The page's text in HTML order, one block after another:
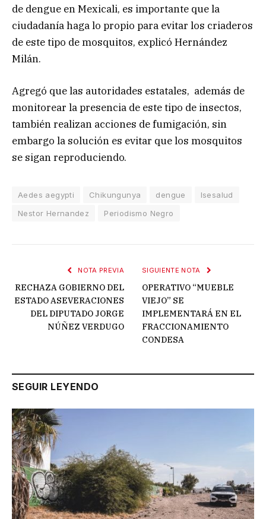
de dengue en Mexicali, es importante que la
ciudadanía haga lo propio para evitar los criaderos
de este tipo de mosquitos, explicó Hernández
Milán.
Agregó que las autoridades estatales, además de
monitorear la presencia de este tipo de insectos,
también realizan acciones de fumigación, sin
embargo la solución es evitar que los mosquitos
se sigan reproduciendo.
Aedes aegypti Chikungunya dengue
Isesalud
Nestor Hernandez
Periodismo Negro
NOTA PREVIA
RECHAZA GOBIERNO DEL
ESTADO ASEVERACIONES
DEL DIPUTADO JORGE
NÚÑEZ VERDUGO
SIGUIENTE NOTA
OPERATIVO “MUEBLE
VIEJO” SE
IMPLEMENTARÁ EN EL
FRACCIONAMIENTO
CONDESA
SEGUIR LEYENDO